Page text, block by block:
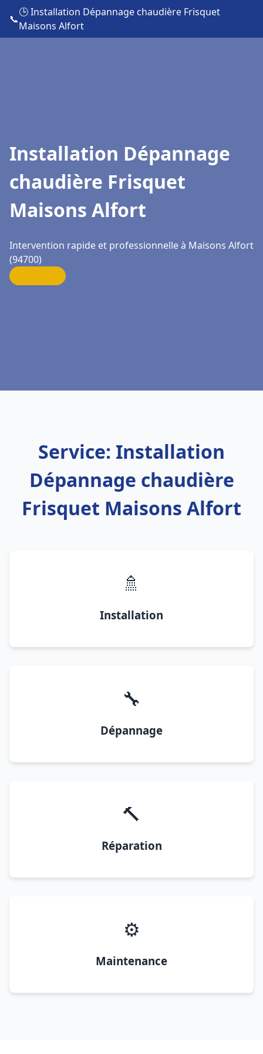
📞
🕒 Installation Dépannage chaudière Frisquet
Maisons Alfort
Installation Dépannage
chaudière Frisquet
Maisons Alfort
Intervention rapide et professionnelle à Maisons Alfort
(94700)
Service: Installation
Dépannage chaudière
Frisquet Maisons Alfort
🚿
Installation
🔧
Dépannage
🔨
Réparation
⚙️
Maintenance